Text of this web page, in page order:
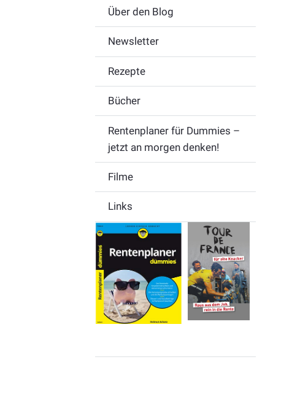
Über den Blog
Newsletter
Rezepte
Bücher
Rentenplaner für Dummies –
jetzt an morgen denken!
Filme
Links